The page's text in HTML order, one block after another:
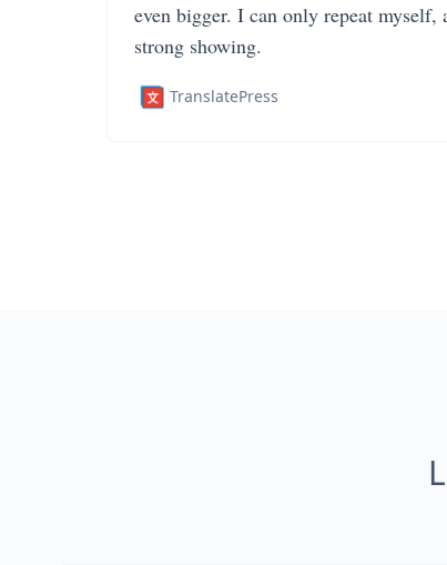
even bigger. I can only repeat myself,
strong showing.
TranslatePress